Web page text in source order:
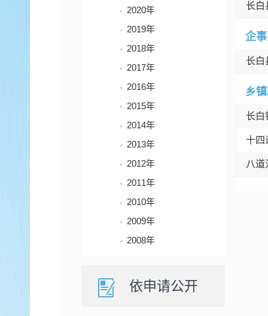
2020年
2019年
2018年
2017年
2016年
2015年
2014年
2013年
2012年
2011年
2010年
2009年
2008年
依申请公开
长白
企
长白
乡
长白
十四
八道